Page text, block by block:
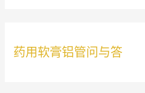
药用软膏铝管问与答